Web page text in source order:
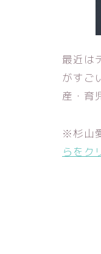
最近は
がすご
産・育
※杉山
らをク